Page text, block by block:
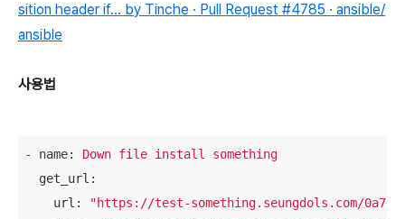
sition header if... by Tinche · Pull Request #4785 · ansible/
ansible
사용법
- name: Down file install
something
get_url:
url:
"https://test-something.seungdols.com/